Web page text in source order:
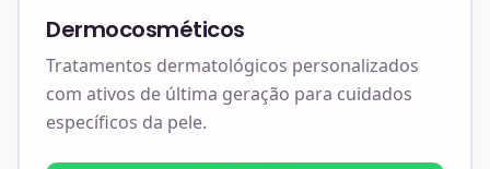
Dermocosméticos
Tratamentos dermatológicos personalizados
com ativos de última geração para cuidados
específicos da pele.